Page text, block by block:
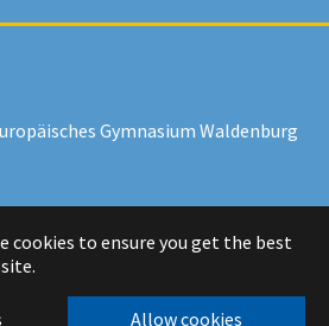
cookies to ensure you get the best
Allow cookies
Gymnasium Waldenburg